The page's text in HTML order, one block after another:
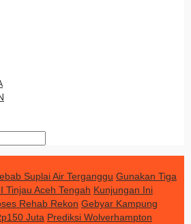
Suplai Air Terganggu Gunakan Tiga
Tinjau Aceh Tengah Kunjungan Ini
Rehab Rekon Gebyar Kampung
Juta Prediksi Wolverhampton